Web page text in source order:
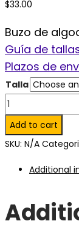
$33.00
Buzo de
Guía de
Plazos de
Talla
Snazzy
&
Rich
Sweatshirt.
Add to cart
SKU: N/A
Additional